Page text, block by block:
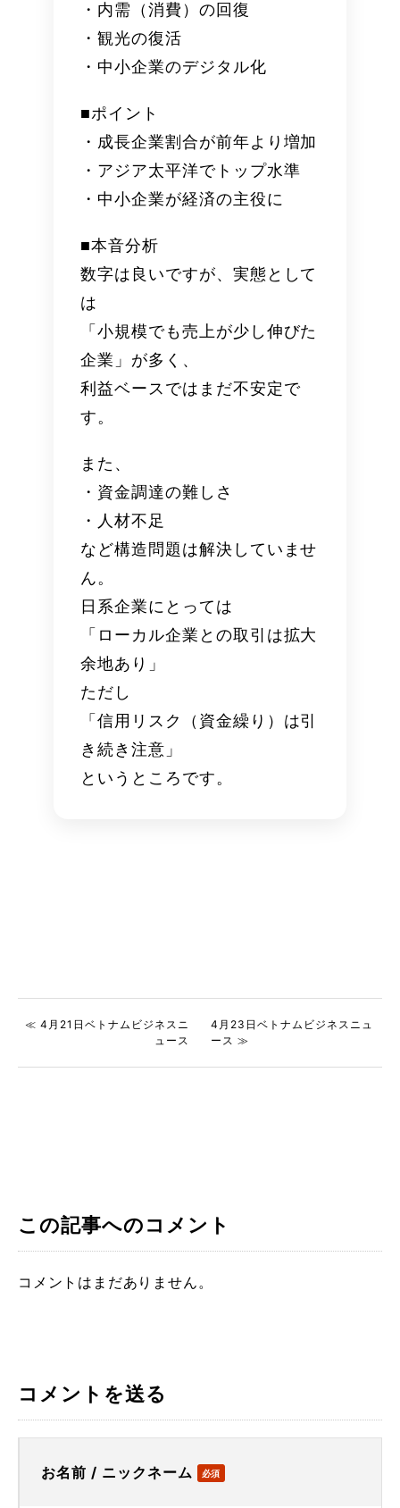
・内需（消費）の回復
・観光の復活
・中小企業のデジタル化
■ポイント
・成長企業割合が前年より増加
・アジア太平洋でトップ水準
・中小企業が経済の主役に
■本音分析
数字は良いですが、実態として
は
「小規模でも売上が少し伸びた
企業」が多く、
利益ベースではまだ不安定 で
す。
また、
・資金調達の難しさ
・人材不足
など構造問題は解決していませ
ん。
日系企業にとっては
「ローカル企業との取引は拡大
余地あり」
ただし
「信用リスク（資金繰り）は引
き続き注意」
というところです。
≪ 4月21日ベトナムビジネスニ
ュース
4月23日ベトナムビジネスニュ
ース ≫
この記事へのコメント
コメントはまだありません。
コメントを送る
お名前 / ニックネーム 必須